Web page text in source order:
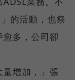
的活動，也祭
多，公司卻
量增加，」張